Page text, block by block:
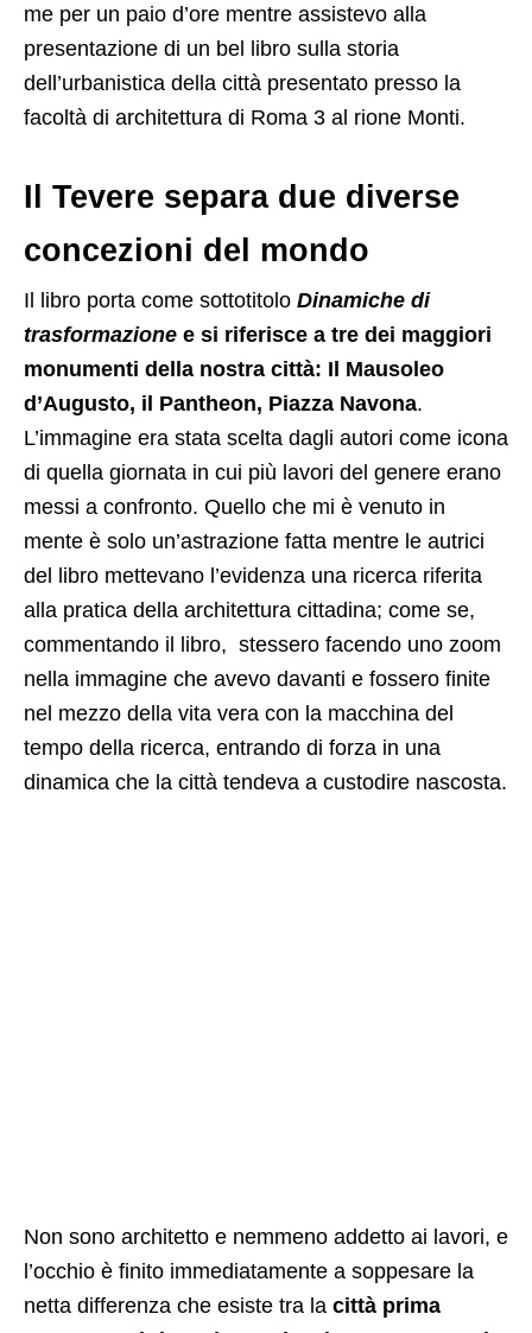
me per un paio d’ore mentre assistevo alla
presentazione di un bel libro sulla storia
dell’urbanistica della città presentato presso la
facoltà di architettura di Roma 3 al rione Monti.
Il Tevere separa due diverse
concezioni del mondo
Il libro porta come sottotitolo Dinamiche di
trasformazione e si riferisce a tre dei maggiori
monumenti della nostra città: Il Mausoleo
d’Augusto, il Pantheon, Piazza Navona.
L’immagine era stata scelta dagli autori come icona
di quella giornata in cui più lavori del genere erano
messi a confronto. Quello che mi è venuto in
mente è solo un’astrazione fatta mentre le autrici
del libro mettevano l’evidenza una ricerca riferita
alla pratica della architettura cittadina; come se,
commentando il libro, stessero facendo uno zoom
nella immagine che avevo davanti e fossero finite
nel mezzo della vita vera con la macchina del
tempo della ricerca, entrando di forza in una
dinamica che la città tendeva a custodire nascosta.
Non sono architetto e nemmeno addetto ai lavori, e
l’occhio è finito immediatamente a soppesare la
netta differenza che esiste tra la città prima